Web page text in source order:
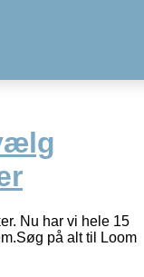
Nu har vi hele 15
på alt til Loom